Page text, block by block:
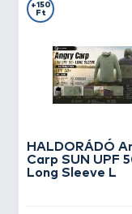
HALDORÁDÓ
Carp SUN UPF
Long Sleeve L
+150
Ft